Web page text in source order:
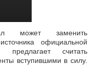
может заменить
официальной
предлагает считать
вступившими в силу.